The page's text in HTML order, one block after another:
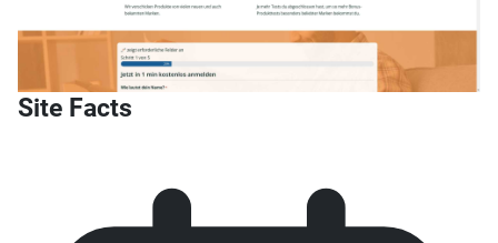
Site Facts